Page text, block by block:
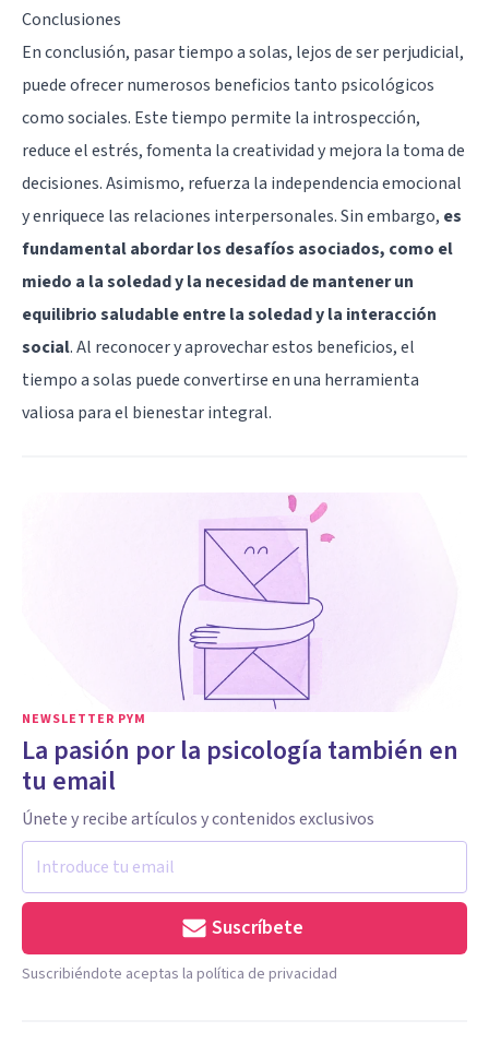
Conclusiones
En conclusión, pasar tiempo a solas, lejos de ser perjudicial,
puede ofrecer numerosos beneficios tanto psicológicos
como sociales. Este tiempo permite la introspección,
reduce el estrés, fomenta la creatividad y mejora la toma de
decisiones. Asimismo, refuerza la independencia emocional
y enriquece las relaciones interpersonales. Sin embargo, es
fundamental abordar los desafíos asociados, como el
miedo a la soledad y la necesidad de mantener un
equilibrio saludable entre la soledad y la interacción
social. Al reconocer y aprovechar estos beneficios, el
tiempo a solas puede convertirse en una herramienta
valiosa para el bienestar integral.
NEWSLETTER PYM
La pasión por la psicología también en
tu email
Únete y recibe artículos y contenidos exclusivos
Suscríbete
Suscribiéndote aceptas la política de privacidad